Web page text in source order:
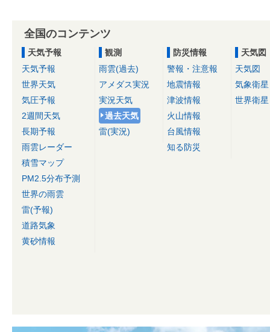
全国のコンテンツ
天気予報
天気予報
世界天気
気圧予報
2週間天気
長期予報
雨雲レーダー
積雪マップ
PM2.5分布予測
世界の雨雲
雷(予報)
道路気象
黄砂情報
観測
雨雲(過去)
アメダス実況
実況天気
過去天気
雷(実況)
防災情報
警報・注意報
地震情報
津波情報
火山情報
台風情報
知る防災
天気図
天気図
気象衛星
世界衛星